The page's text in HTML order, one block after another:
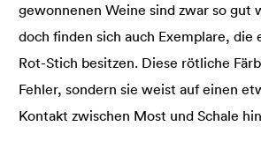
gewonnenen Weine sind zwar so gut
doch finden sich auch Exemplare, die
Rot-Stich besitzen. Diese rötliche
Fehler, sondern sie weist auf einen
Kontakt zwischen Most und Schale